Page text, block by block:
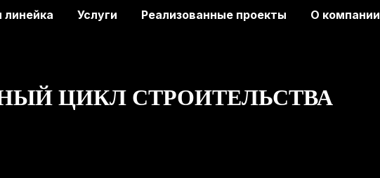
линейка Услуги Реализованные проекты О компании
ЦИКЛ СТРОИТЕЛЬСТВА